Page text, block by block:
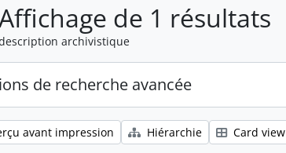
de 1 résultats
archivistique
de recherche avancée
avant impression Hiérarchie Card view